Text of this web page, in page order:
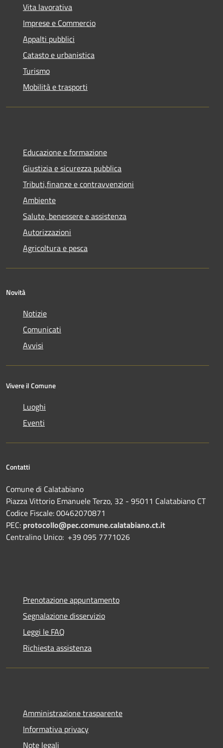
Vita lavorativa
Imprese e Commercio
Appalti pubblici
Catasto e urbanistica
Turismo
Mobilità e trasporti
Educazione e formazione
Giustizia e sicurezza pubblica
Tributi,finanze e contravvenzioni
Ambiente
Salute, benessere e assistenza
Autorizzazioni
Agricoltura e pesca
Novità
Notizie
Comunicati
Avvisi
Vivere il Comune
Luoghi
Eventi
Contatti
Comune di Calatabiano
Piazza Vittorio Emanuele Terzo, 32 - 95011 Calatabiano CT
Codice Fiscale: 00462070871
PEC: protocollo@pec.comune.calatabiano.ct.it
Centralino Unico: +39 095 7771026
Prenotazione appuntamento
Segnalazione disservizio
Leggi le FAQ
Richiesta assistenza
Amministrazione trasparente
Informativa privacy
Note legali